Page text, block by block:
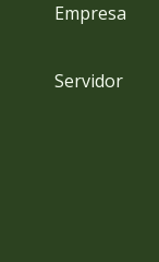
Empresa
Servidor